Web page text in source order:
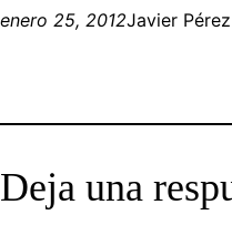
enero 25, 2012Javier
Deja una